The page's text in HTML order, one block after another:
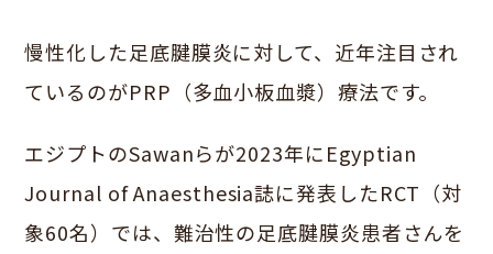
慢性化した足底腱膜炎に対して、近年注目され
ているのがPRP（多血小板血漿）療法です。
エジプトのSawanらが2023年にEgyptian
Journal of Anaesthesia誌に発表したRCT（対
象60名）では、難治性の足底腱膜炎患者さんを